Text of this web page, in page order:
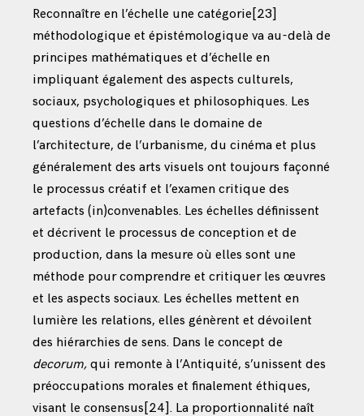
Reconnaître en l’échelle une catégorie [23]
méthodologique et épistémologique va au-delà de
principes mathématiques et d’échelle en
impliquant également des aspects culturels,
sociaux, psychologiques et philosophiques. Les
questions d’échelle dans le domaine de
l’architecture, de l’urbanisme, du cinéma et plus
généralement des arts visuels ont toujours façonné
le processus créatif et l’examen critique des
artefacts (in)convenables. Les échelles définissent
et décrivent le processus de conception et de
production, dans la mesure où elles sont une
méthode pour comprendre et critiquer les œuvres
et les aspects sociaux. Les échelles mettent en
lumière les relations, elles génèrent et dévoilent
des hiérarchies de sens. Dans le concept de
decorum, qui remonte à l’Antiquité, s’unissent des
préoccupations morales et finalement éthiques,
visant le consensus [24]. La proportionnalité naît